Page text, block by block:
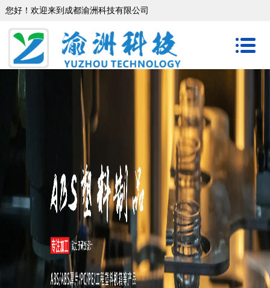
您好！欢迎来到成都渝洲科技有限公司